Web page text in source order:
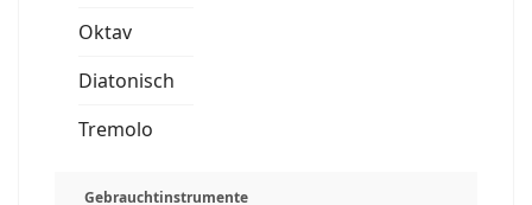
Oktav
Diatonisch
Tremolo
Gebrauchtinstrumente